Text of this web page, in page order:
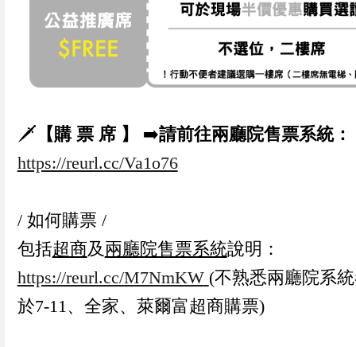
🗡️ 【購 票 席 】 ➡️請前往兩廳院售票系統：
https://reurl.cc/Va1o76
/ 如何購票 /
包括超商及 兩廳院售票系統說明：
https://reurl.cc/M7NmKW (不熟悉兩廳院系
於7-11、全家、萊爾富超商購票)